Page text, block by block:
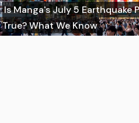
Is Manga's July 5 Earthquake
True? What We Know